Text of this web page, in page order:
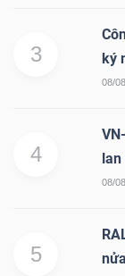
3
ký
08/
4
lan
08/
5